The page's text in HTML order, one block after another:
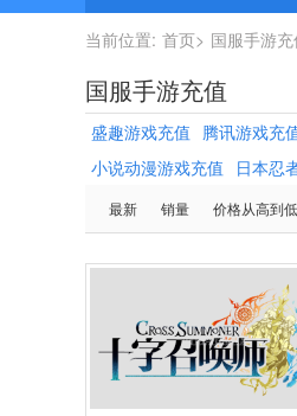
当前位置: 首页> 国服手游充
国服手游充值
盛趣游戏充值 腾讯游戏充
小说动漫游戏充值
日本忍
最新 销量 价格从高到低